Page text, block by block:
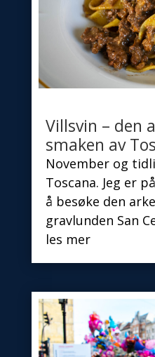
Villsvin – den
smaken av
November og
Toscana. Jeg er
å besøke den
gravlunden San
les mer